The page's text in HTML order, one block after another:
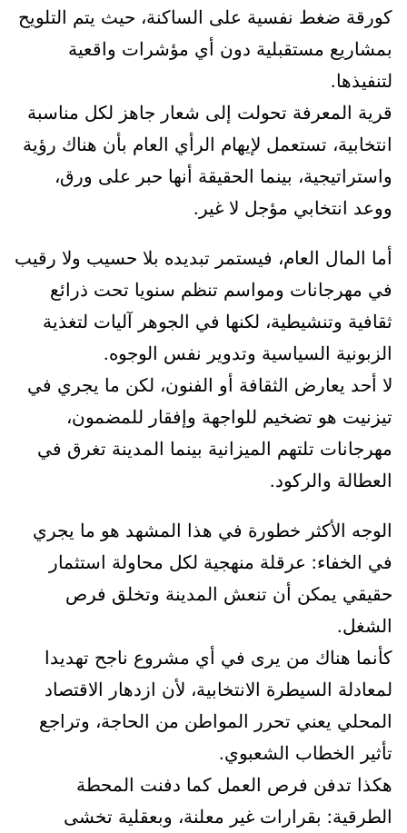
كورقة ضغط نفسية على الساكنة، حيث يتم التلويح
بمشاريع مستقبلية دون أي مؤشرات واقعية
لتنفيذها.
قرية المعرفة تحولت إلى شعار جاهز لكل مناسبة
انتخابية، تستعمل لإيهام الرأي العام بأن هناك رؤية
واستراتيجية، بينما الحقيقة أنها حبر على ورق،
ووعد انتخابي مؤجل لا غير.
أما المال العام، فيستمر تبديده بلا حسيب ولا رقيب
في مهرجانات ومواسم تنظم سنويا تحت ذرائع
ثقافية وتنشيطية، لكنها في الجوهر آليات لتغذية
الزبونية السياسية وتدوير نفس الوجوه.
لا أحد يعارض الثقافة أو الفنون، لكن ما يجري في
تيزنيت هو تضخيم للواجهة وإفقار للمضمون،
مهرجانات تلتهم الميزانية بينما المدينة تغرق في
العطالة والركود.
الوجه الأكثر خطورة في هذا المشهد هو ما يجري
في الخفاء: عرقلة منهجية لكل محاولة استثمار
حقيقي يمكن أن تنعش المدينة وتخلق فرص
الشغل.
كأنما هناك من يرى في أي مشروع ناجح تهديدا
لمعادلة السيطرة الانتخابية، لأن ازدهار الاقتصاد
المحلي يعني تحرر المواطن من الحاجة، وتراجع
تأثير الخطاب الشعبوي.
هكذا تدفن فرص العمل كما دفنت المحطة
الطرقية: بقرارات غير معلنة، وبعقلية تخشى